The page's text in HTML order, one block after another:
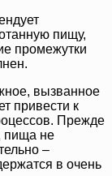
пищу,
промежутки
вызванное
привести к
Прежде
пища не
–
в очень